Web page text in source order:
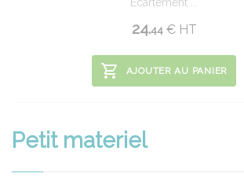
24.44 €HT
AJOUTER AU PANIER
Petit materiel